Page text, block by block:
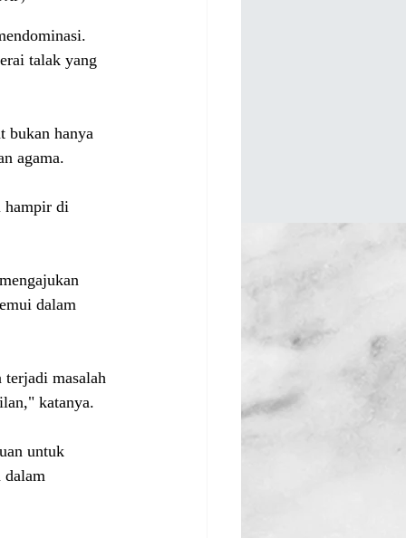
talak yang
bukan hanya
agama.
hampir di
dalam
terjadi masalah
katanya.
untuk
dalam